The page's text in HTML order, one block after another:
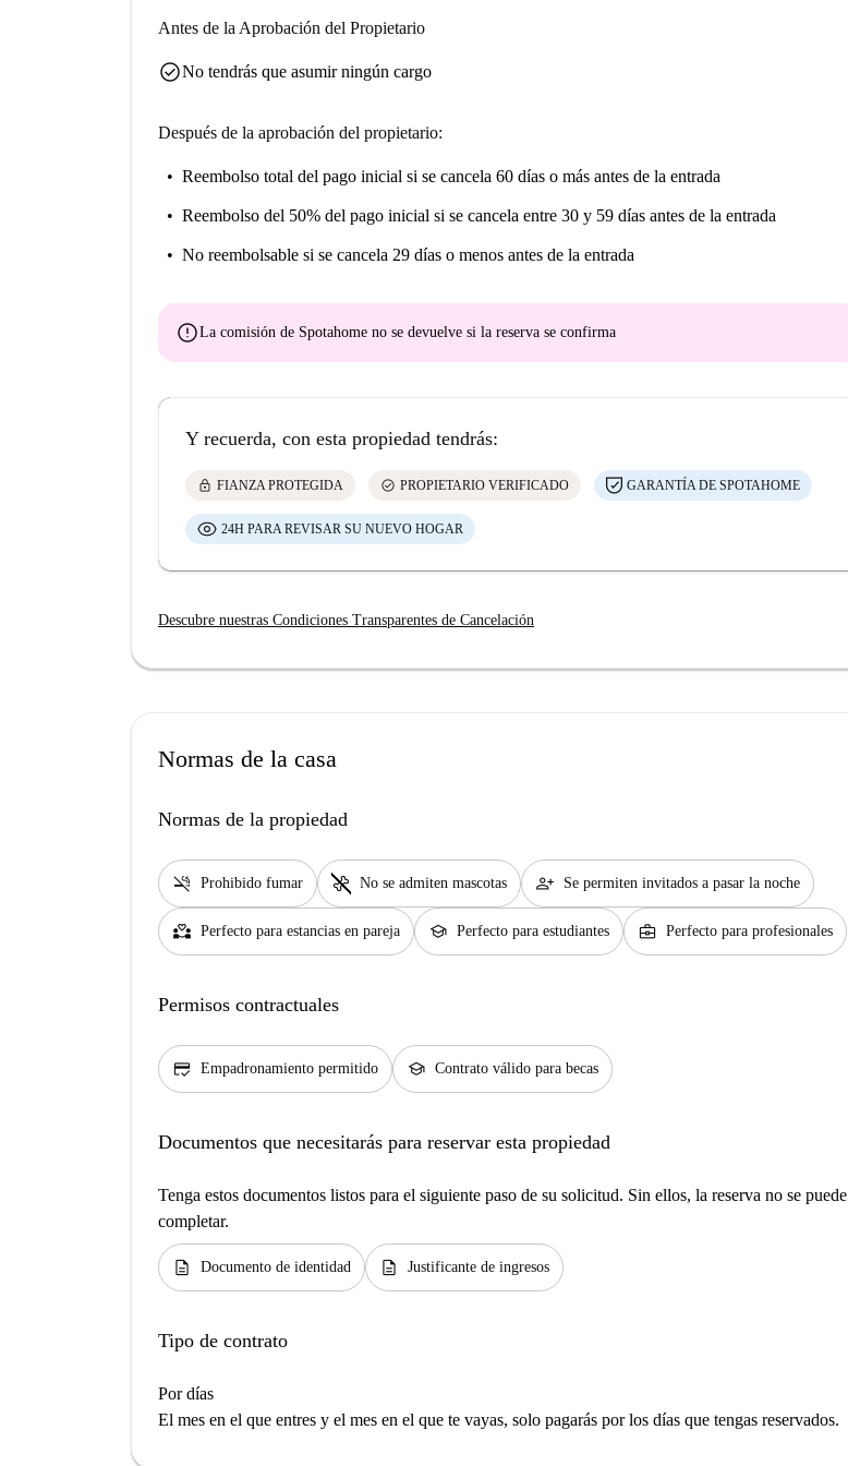
Antes de la Aprobación del Propietario
check_circleNo tendrás que asumir ningún cargo
Después de la aprobación del propietario:
Reembolso total del pago inicial si se cancela 60 días o más antes de la entrada
Reembolso del 50% del pago inicial si se cancela entre 30 y 59 días antes de la entrada
No reembolsable si se cancela 29 días o menos antes de la entrada
errorLa comisión de Spotahome no se devuelve si la reserva se confirma
Y recuerda, con esta propiedad tendrás:
lock FIANZA PROTEGIDA check_circle PROPIETARIO VERIFICADO GARANTÍA DE SPOTAHOME
24H PARA REVISAR SU NUEVO HOGAR
Descubre nuestras Condiciones Transparentes de Cancelación
Normas de la casa
Normas de la propiedad
smoke_free Prohibido fumar pet_supplies No se admiten mascotas person_add Se permiten invitados a pasar la noche
partner_heart Perfecto para estancias en pareja school Perfecto para estudiantes business_center Perfecto para profesionales
Permisos contractuales
credit_score Empadronamiento permitido school Contrato válido para becas
Documentos que necesitarás para reservar esta propiedad
Tenga estos documentos listos para el siguiente paso de su solicitud. Sin ellos, la reserva no se puede
completar.
description Documento de identidad description Justificante de ingresos
Tipo de contrato
Por días
El mes en el que entres y el mes en el que te vayas, solo pagarás por los días que tengas reservados.